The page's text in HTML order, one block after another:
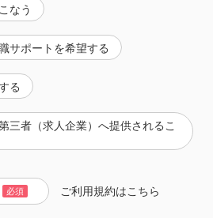
なう
サポートを希望する
る
三者（求人企業）へ提供されるこ
必須 ご利用規約はこちら